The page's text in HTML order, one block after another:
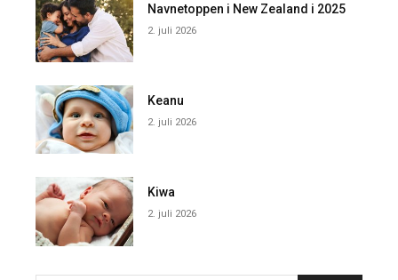
Navnetoppen i New Zealand i 2025
2. juli 2026
Keanu
2. juli 2026
Kiwa
2. juli 2026